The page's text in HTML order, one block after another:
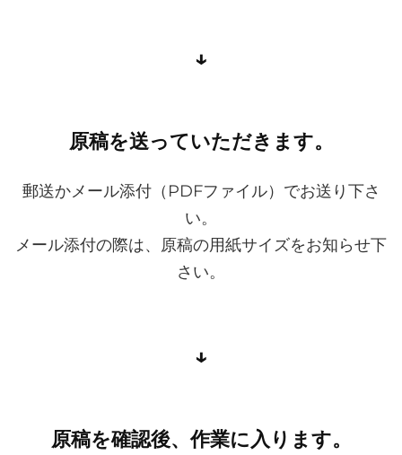
↓
原稿を送っていただきます。
郵送かメール添付（PDFファイル）でお送り下さ
い。
メール添付の際は、原稿の用紙サイズをお知らせ下
さい。
↓
原稿を確認後、作業に入ります。